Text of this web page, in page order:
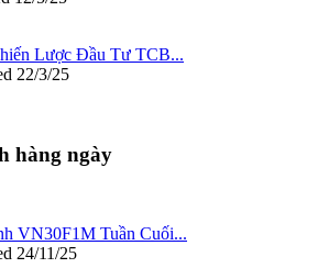
Lược Đầu Tư TCB...
22/3/25
hàng ngày
VN30F1M Tuần Cuối...
24/11/25